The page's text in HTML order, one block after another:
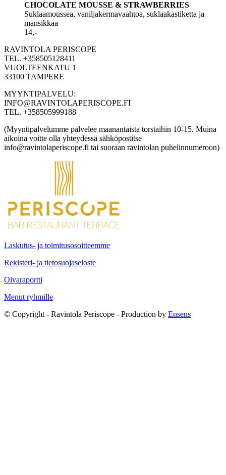
CHOCOLATE MOUSSE & STRAWBERRIES
Suklaamoussea, vaniljakermavaahtoa, suklaakastiketta ja
mansikkaa
14,-
RAVINTOLA PERISCOPE
TEL. +358505128411
VUOLTEENKATU 1
33100 TAMPERE
MYYNTIPALVELU:
INFO@RAVINTOLAPERISCOPE.FI
TEL. +358505999188
(Myyntipalvelumme palvelee maanantaista torstaihin 10-15. Muina
aikoina voitte olla yhteydessä sähköpostitse
info@ravintolaperiscope.fi tai suoraan ravintolan puhelinnumeroon)
Laskutus- ja toimitusosoitteemme
Rekisteri- ja tietosuojaseloste
Oivaraportti
Menut ryhmille
© Copyright - Ravintola Periscope - Production by Ensens